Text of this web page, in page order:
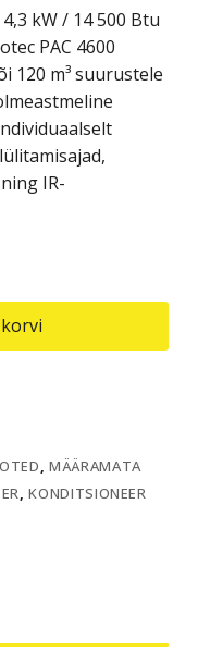
kW / 14 500 Btu
PAC 4600
120 m³ suurustele
IR-
,MÄÄRAMATA
,KONDITSIONEER